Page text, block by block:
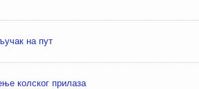
на пут
колског прилаза